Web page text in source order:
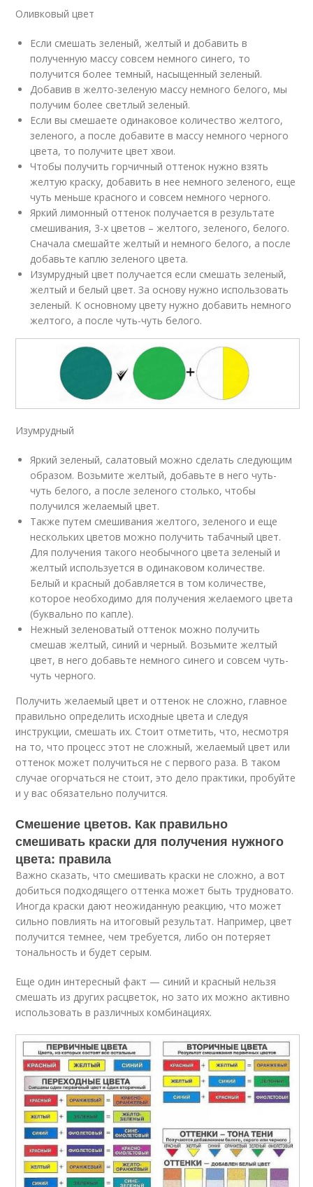
Оливковый цвет
Если смешать зеленый, желтый и добавить в
полученную массу совсем немного синего, то
получится более темный, насыщенный зеленый.
Добавив в желто-зеленую массу немного белого, мы
получим более светлый зеленый.
Если вы смешаете одинаковое количество желтого,
зеленого, а после добавите в массу немного черного
цвета, то получите цвет хвои.
Чтобы получить горчичный оттенок нужно взять
желтую краску, добавить в нее немного зеленого, еще
чуть меньше красного и совсем немного черного.
Яркий лимонный оттенок получается в результате
смешивания, 3-х цветов – желтого, зеленого, белого.
Сначала смешайте желтый и немного белого, а после
добавьте каплю зеленого цвета.
Изумрудный цвет получается если смешать зеленый,
желтый и белый цвет. За основу нужно использовать
зеленый. К основному цвету нужно добавить немного
желтого, а после чуть-чуть белого.
Изумрудный
Яркий зеленый, салатовый можно сделать следующим
образом. Возьмите желтый, добавьте в него чуть-
чуть белого, а после зеленого столько, чтобы
получился желаемый цвет.
Также путем смешивания желтого, зеленого и еще
нескольких цветов можно получить табачный цвет.
Для получения такого необычного цвета зеленый и
желтый используется в одинаковом количестве.
Белый и красный добавляется в том количестве,
которое необходимо для получения желаемого цвета
(буквально по капле).
Нежный зеленоватый оттенок можно получить
смешав желтый, синий и черный. Возьмите желтый
цвет, в него добавьте немного синего и совсем чуть-
чуть черного.
Получить желаемый цвет и оттенок не сложно, главное
правильно определить исходные цвета и следуя
инструкции, смешать их. Стоит отметить, что, несмотря
на то, что процесс этот не сложный, желаемый цвет или
оттенок может получиться не с первого раза. В таком
случае огорчаться не стоит, это дело практики, пробуйте
и у вас обязательно получится.
Смешение цветов. Как правильно
смешивать краски для получения нужного
цвета: правила
Важно сказать, что смешивать краски не сложно, а вот
добиться подходящего оттенка может быть трудновато.
Иногда краски дают неожиданную реакцию, что может
сильно повлиять на итоговый результат. Например, цвет
получится темнее, чем требуется, либо он потеряет
тональность и будет серым.
Еще один интересный факт — синий и красный нельзя
смешать из других расцветок, но зато их можно активно
использовать в различных комбинациях.